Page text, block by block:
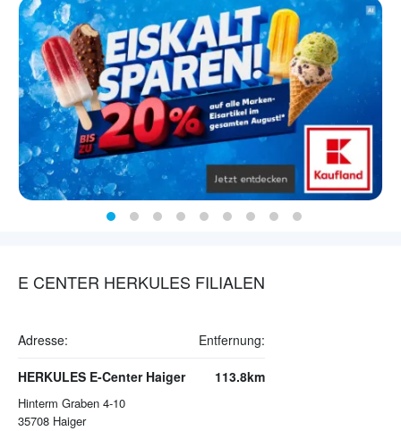
E CENTER HERKULES FILIALEN
Adresse: Entfernung:
HERKULES E-Center Haiger
Hinterm Graben 4-10
35708 Haiger
113.8km